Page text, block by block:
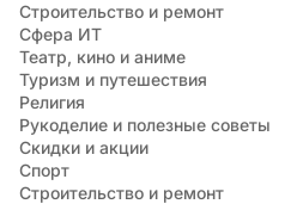
Строительство и ремонт
Сфера ИТ
Театр, кино и аниме
Туризм и путешествия
Религия
Рукоделие и полезные советы
Скидки и акции
Спорт
Строительство и ремонт